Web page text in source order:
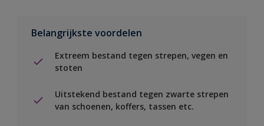
Belangrijkste voordelen
Extreem bestand tegen strepen, vegen en
stoten
Uitstekend bestand tegen zwarte strepen
van schoenen, koffers, tassen etc.